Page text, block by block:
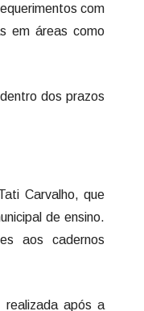
com
em áreas como
dos prazos
Carvalho, que
de ensino.
aos cadernos
realizada após a